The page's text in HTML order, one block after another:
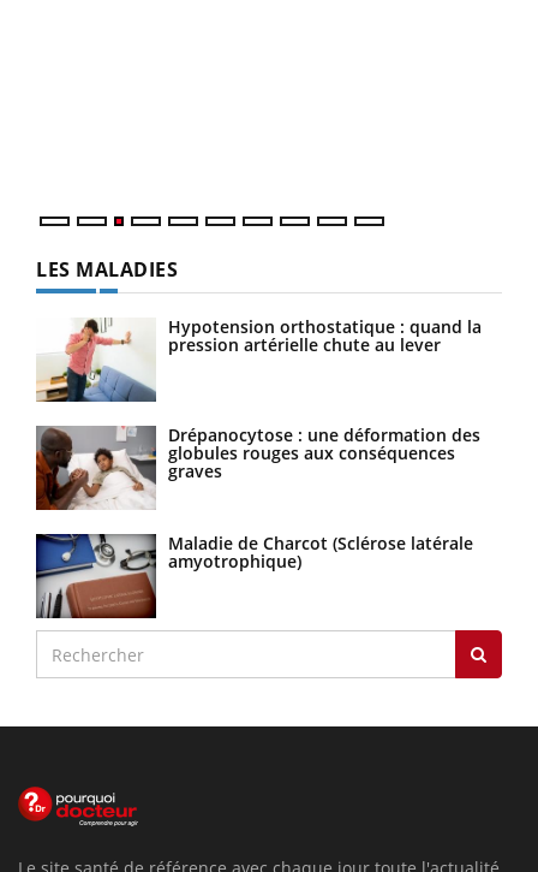
LES MALADIES
Hypotension orthostatique : quand la
pression artérielle chute au lever
Drépanocytose : une déformation des
globules rouges aux conséquences
graves
Maladie de Charcot (Sclérose latérale
amyotrophique)